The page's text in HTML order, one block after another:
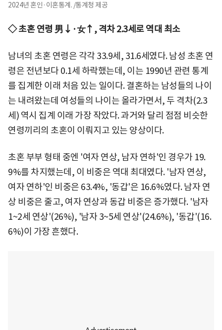
2024년 혼인·이혼통계. /통계청 제공
◇ 초혼 연령 男↓·女↑, 격차 2.3세로 역대 최소
남녀의 초혼 연령은 각각 33.9세, 31.6세였다. 남성 초혼 연
령은 전년보다 0.1세 하락했는데, 이는 1990년 관련 통계
를 집계한 이래 처음 있는 일이다. 결혼하는 남성들의 나이
는 내려왔는데 여성들의 나이는 올라가면서, 두 격차(2.3
세) 역시 집계 이래 가장 작았다. 과거와 달리 점점 비슷한
연령끼리의 초혼이 이뤄지고 있는 양상이다.
초혼 부부 형태 중엔 '여자 연상, 남자 연하'인 경우가 19.
9%를 차지했는데, 이 비중은 역대 최대였다. '남자 연상,
여자 연하'인 비중은 63.4%, '동갑'은 16.6%였다. 남자 연
상 비중은 줄고, 여자 연상과 동갑 비중은 증가했다. '남자
1~2세 연상'(26%), '남자 3~5세 연상'(24.6%), '동갑'(16.
6%)이 가장 흔했다.